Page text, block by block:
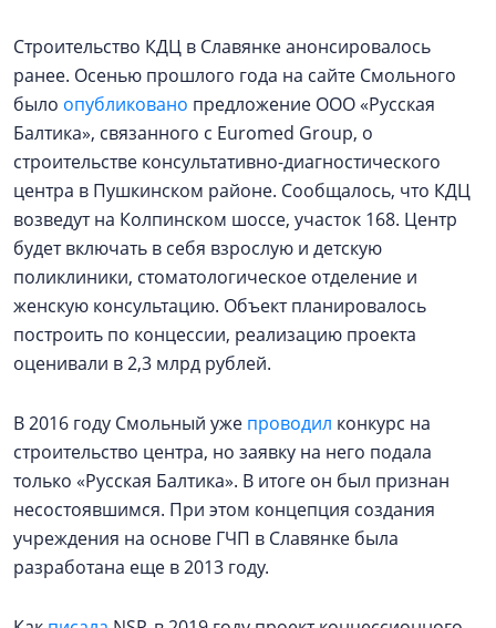
Строительство КДЦ в Славянке анонсировалось
ранее. Осенью прошлого года на сайте Смольного
было опубликовано предложение ООО «Русская
Балтика», связанного с Euromed Group, о
строительстве консультативно-диагностического
центра в Пушкинском районе. Сообщалось, что КДЦ
возведут на Колпинском шоссе, участок 168. Центр
будет включать в себя взрослую и детскую
поликлиники, стоматологическое отделение и
женскую консультацию. Объект планировалось
построить по концессии, реализацию проекта
оценивали в 2,3 млрд рублей.
В 2016 году Смольный уже проводил конкурс на
строительство центра, но заявку на него подала
только «Русская Балтика». В итоге он был признан
несостоявшимся. При этом концепция создания
учреждения на основе ГЧП в Славянке была
разработана еще в 2013 году.